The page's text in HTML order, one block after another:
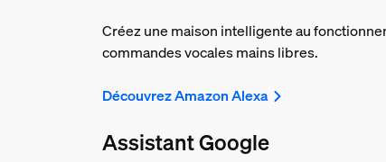
Créez une maison intelligente au
commandes vocales mains libres.
Découvrez Amazon Alexa
Assistant Google